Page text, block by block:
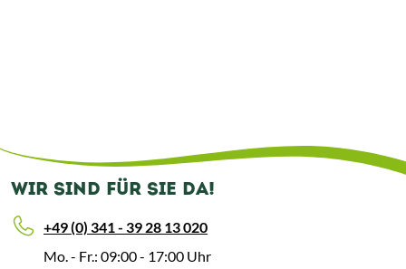
WIR SIND FÜR SIE DA!
+49 (0) 341 - 39 28 13 020
Mo. - Fr.: 09:00 - 17:00 Uhr